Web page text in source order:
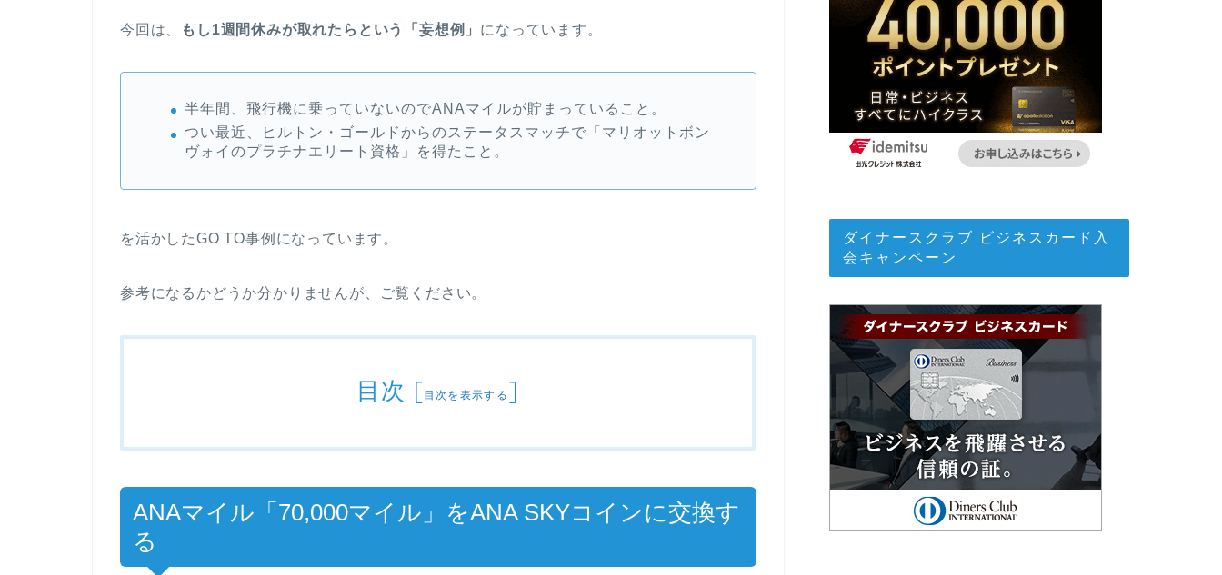
今回は、 もし1週間休みが取れたらという「妄想例」 になっています。
半年間、飛行機に乗っていないのでANAマイルが貯まっていること。
つい最近、ヒルトン・ゴールドからのステータスマッチで「マリオットボン
ヴォイのプラチナエリート資格」を得たこと。
を活かしたGO TO事例になっています。
参考になるかどうか分かりませんが、ご覧ください。
目次 [目次を表示する ]
ANAマイル「70,000マイル」をANA SKYコインに交換す
る
ダイナースクラブ ビジネスカード入
会キャンペーン